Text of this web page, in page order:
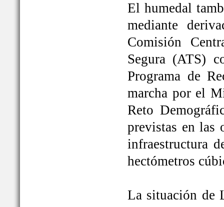
El humedal
mediante
Comisión
Segura (ATS)
Programa de
marcha por el
Reto
previstas en las
infraestructura
hectómetros
La situación de